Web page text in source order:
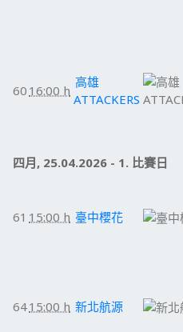
60 16:00 h
高雄
ATTACKERS
四月, 25.04.2026 - 1. 比賽日
61 15:00 h 臺中櫻花
6415:00 h 新北航源